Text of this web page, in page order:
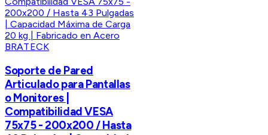
BRATECK
Soporte de Pared
Articulado para Pantallas
o Monitores |
Compatibilidad VESA
75x75 - 200x200 / Hasta